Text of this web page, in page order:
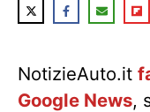
NotizieAuto.it
Google News,